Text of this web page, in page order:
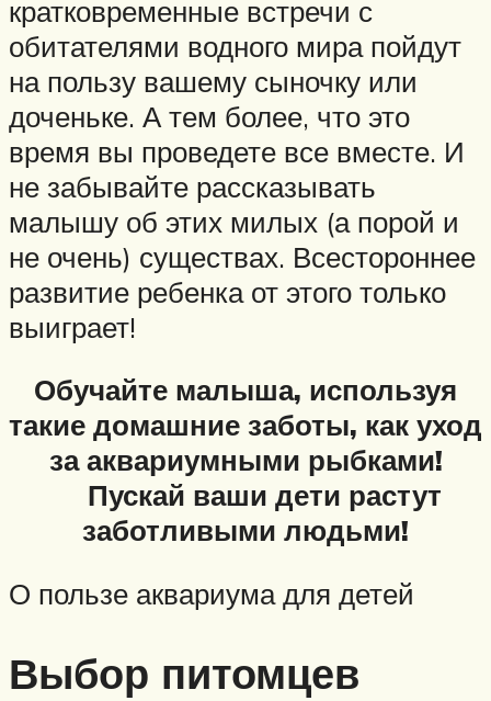
кратковременные встречи с
обитателями водного мира пойдут
на пользу вашему сыночку или
доченьке. А тем более, что это
время вы проведете все вместе. И
не забывайте рассказывать
малышу об этих милых (а порой и
не очень) существах. Всестороннее
развитие ребенка от этого только
выиграет!
Обучайте малыша, используя
такие домашние заботы, как уход
за аквариумными рыбками!
Пускай ваши дети растут
заботливыми людьми!
О пользе аквариума для детей
Выбор питомцев